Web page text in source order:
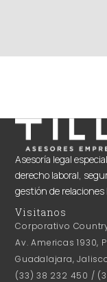
Asesoría legal
derecho laboral,
gestión de relaciones
Visitanos
Corporativo
Av. Americas 1930,
Guadalajara,
(33) 38 232 450 /